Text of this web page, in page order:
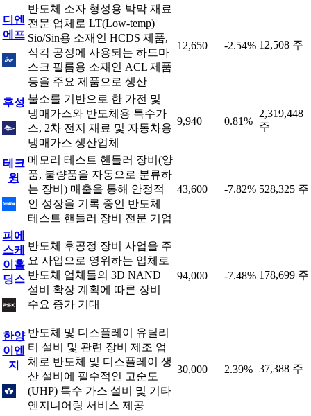
디엔
에프
반도체 소자 형성용 박막 재료
전문 업체로 LT(Low-temp)
Sio/Sin용 소재인 HCDS 제품,
식각 공정에 사용되는 하드마
스크 필름용 소재인 ACL 제품
등을 주요 제품으로 생산
12,650 -2.54% 12,508 주
후성 불소를 기반으로 한 가전 및
냉매가스와 반도체용 특수가
스, 2차 전지 재료 및 자동차용
냉매가스 생산업체
9,940 0.81%
2,319,448
주
테크
윙
메모리 테스트 핸들러 장비(양
품, 불량품을 자동으로 분류하
는 장비) 매출을 통해 안정적
인 성장을 기록 중인 반도체
테스트 핸들러 장비 전문 기업
43,600 -7.82% 528,325 주
피에
스케
이홀
딩스
반도체 후공정 장비 사업을 주
요 사업으로 영위하는 업체로
반도체 업체들의 3D NAND
설비 확장 계획에 따른 장비
수요 증가 기대
94,000 -7.48% 178,699 주
한양
이엔
지
반도체 및 디스플레이 유틸리
티 설비 및 관련 장비 제조 업
체로 반도체 및 디스플레이 생
산 설비에 필수적인 고순도
(UHP) 특수 가스 설비 및 기타
엔지니어링 서비스 제공
30,000 2.39% 37,388 주